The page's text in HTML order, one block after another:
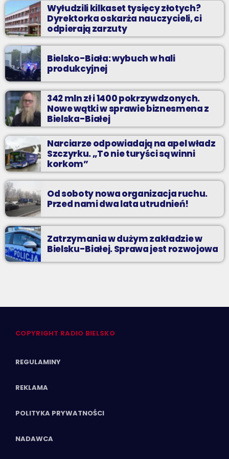
Wyłudzili kilkaset tysięcy złotych?
Dyrektorka oskarża nauczycieli, ci
odpierają zarzuty
Bielsko-Biała: wybuch w hali
produkcyjnej
342 mln zł i 1400 pokrzywdzonych.
Nowe wątki w sprawie biznesmena z
Bielska-Białej
Narciarze odpowiadają na apel władz
Szczyrku. „To nie turyści są winni
korkom”
Od soboty nowa organizacja ruchu.
Przed nami dwa lata utrudnień!
Zatrzymania w dużym zakładzie w
Bielsku-Białej. Sprawa jest rozwojowa
COPYRIGHT RADIO BIELSKO
REGULAMINY
REKLAMA
POLITYKA PRYWATNOŚCI
NADAWCA